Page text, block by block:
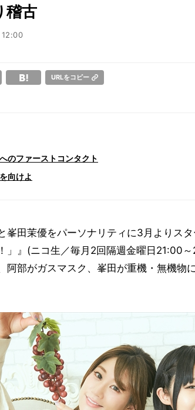
稽古
URLをコピー
へのファーストコンタクト
向けよ
峯田茉優をパーソナリティに3月よりス
」』(ニコ生／毎月2回隔週金曜日21:00
阿部がガスマスク、峯田が重機・無機物